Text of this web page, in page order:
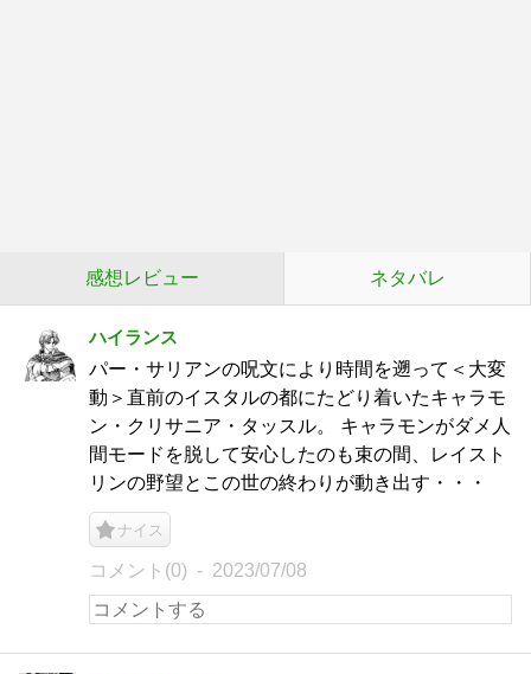
感想レビュー ネタバレ
ハイランス
パー・サリアンの呪文により時間を遡って＜大変
動＞直前のイスタルの都にたどり着いたキャラモ
ン・クリサニア・タッスル。 キャラモンがダメ人
間モードを脱して安心したのも束の間、レイスト
リンの野望とこの世の終わりが動き出す・・・
ナイス
コメント(0) 2023/07/08